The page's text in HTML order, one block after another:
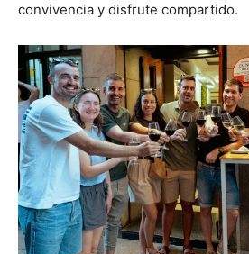
convivencia y disfrute compartido.